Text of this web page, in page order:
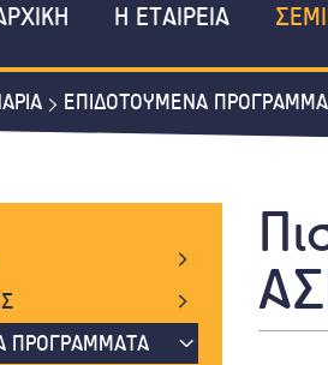
Η ΕΤΑΙΡΕΙΑ
ΕΠΙΔΟΤΟΥΜΕΝΑ
INTERNET
ACCESS
ΠΡΟΓΡΑΜΜΑΤΑ